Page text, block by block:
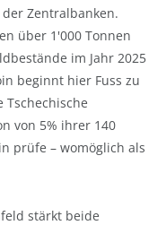
Zentralbanken.
über 1'000 Tonnen
im Jahr 2025
beginnt hier Fuss zu
Tschechische
von 5% ihrer 140
prüfe – womöglich als
stärkt beide